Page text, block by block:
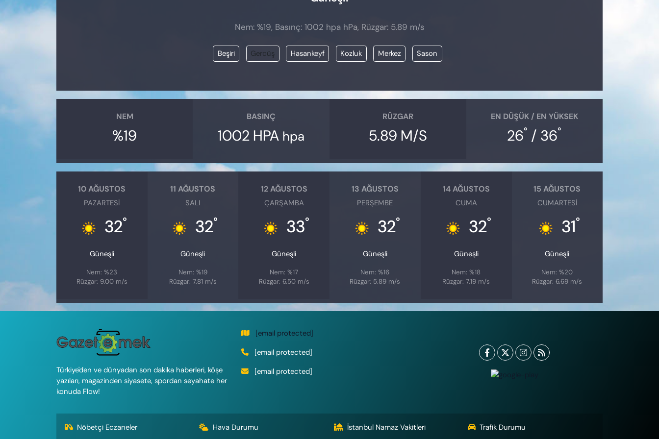
Nem: %19, Basınç: 1002 hpa hPa, Rüzgar: 5.89 m/s
Beşiri Gercüş Hasankeyf Kozluk Merkez Sason
NEM
%19
BASINÇ
1002 HPA hpa
RÜZGAR
5.89 M/S
EN DÜŞÜK / EN YÜKSEK
26° / 36°
10 AĞUSTOS
PAZARTESI
32°
Güneşli
Nem: %23
Rüzgar: 9.00 m/s
11 AĞUSTOS
SALI
32°
Güneşli
Nem: %19
Rüzgar: 7.81 m/s
12 AĞUSTOS
ÇARŞAMBA
33°
Güneşli
Nem: %17
Rüzgar: 6.50 m/s
13 AĞUSTOS
PERŞEMBE
32°
Güneşli
Nem: %16
Rüzgar: 5.89 m/s
14 AĞUSTOS
CUMA
32°
Güneşli
Nem: %18
Rüzgar: 7.19 m/s
15 AĞUSTOS
CUMARTESI
31°
Güneşli
Nem: %20
Rüzgar: 6.69 m/s
Türkiye'den ve dünyadan son dakika haberleri, köşe
yazıları, magazinden siyasete, spordan seyahate her
konuda Flow!
[email protected]
[email protected]
[email protected]
Nöbetçi Eczaneler Hava Durumu İstanbul Namaz Vakitleri Trafik Durumu
KADIN
VAN VE DİYARBAKIR HABERLERİ